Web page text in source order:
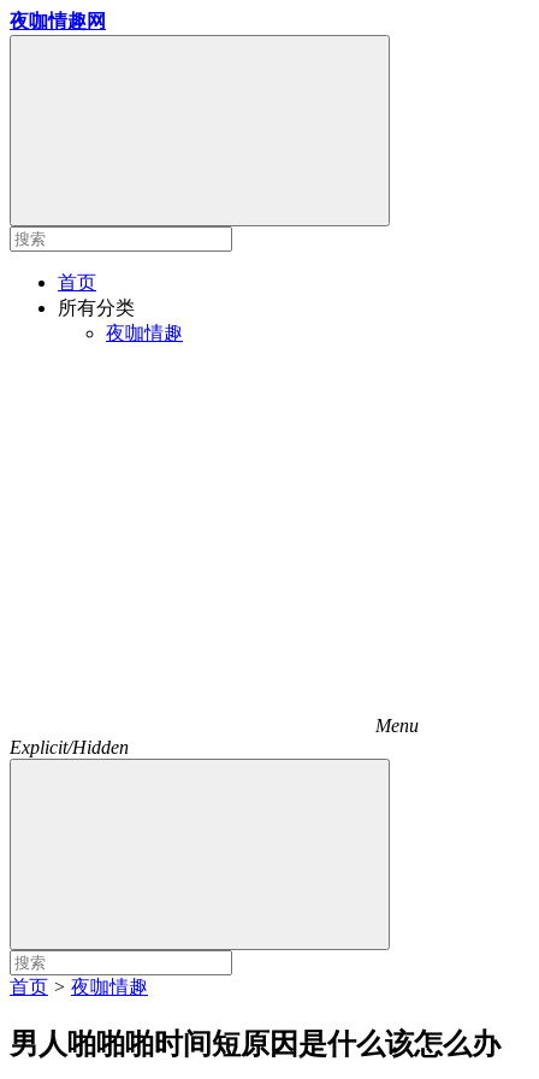
夜咖情趣网
首页
所有分类
夜咖情趣
Menu
Explicit/Hidden
首页 > 夜咖情趣
男人啪啪啪时间短原因是什么该怎么办